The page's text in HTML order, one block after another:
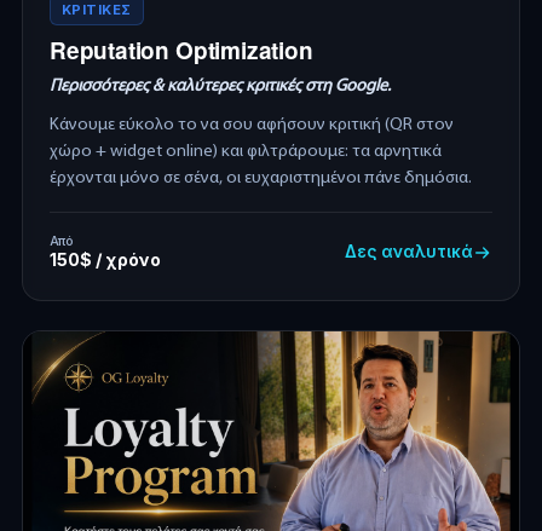
ΚΡΙΤΙΚΕΣ
Reputation Optimization
Περισσότερες & καλύτερες κριτικές στη Google.
Κάνουμε εύκολο το να σου αφήσουν κριτική (QR στον
χώρο + widget online) και φιλτράρουμε: τα αρνητικά
έρχονται μόνο σε σένα, οι ευχαριστημένοι πάνε δημόσια.
Από
150$ / χρόνο Δες αναλυτικά